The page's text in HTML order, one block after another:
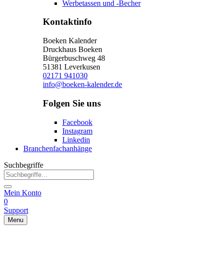
Werbetassen und -Becher
Kontaktinfo
Boeken Kalender
Druckhaus Boeken
Bürgerbuschweg 48
51381 Leverkusen
02171 941030
info@boeken-kalender.de
Folgen Sie uns
Facebook
Instagram
Linkedin
Branchenfachanhänge
Suchbegriffe
Mein Konto
0
Support
Menu